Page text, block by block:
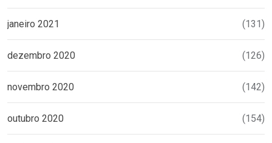
janeiro 2021 (131)
dezembro 2020 (126)
novembro 2020 (142)
outubro 2020 (154)